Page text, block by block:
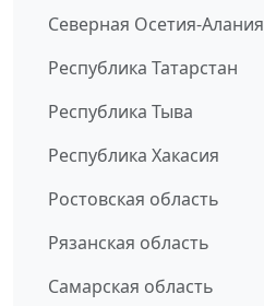
Северная Осетия-Алания
Республика Татарстан
Республика Тыва
Республика Хакасия
Ростовская область
Рязанская область
Самарская область